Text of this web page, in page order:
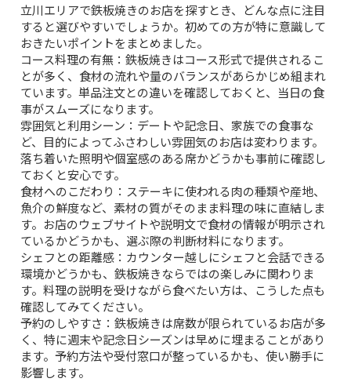
立川エリアで鉄板焼きのお店を探すとき、どんな点に注目
すると選びやすいでしょうか。初めての方が特に意識して
おきたいポイントをまとめました。
コース料理の有無 ：鉄板焼きはコース形式で提供されるこ
とが多く、食材の流れや量のバランスがあらかじめ組まれ
ています。単品注文との違いを確認しておくと、当日の食
事がスムーズになります。
雰囲気と利用シーン ：デートや記念日、家族での食事な
ど、目的によってふさわしい雰囲気のお店は変わります。
落ち着いた照明や個室感のある席かどうかも事前に確認し
ておくと安心です。
食材へのこだわり ：ステーキに使われる肉の種類や産地、
魚介の鮮度など、素材の質がそのまま料理の味に直結しま
す。お店のウェブサイトや説明文で食材の情報が明示され
ているかどうかも、選ぶ際の判断材料になります。
シェフとの距離感 ：カウンター越しにシェフと会話できる
環境かどうかも、鉄板焼きならではの楽しみに関わりま
す。料理の説明を受けながら食べたい方は、こうした点も
確認してみてください。
予約のしやすさ ：鉄板焼きは席数が限られているお店が多
く、特に週末や記念日シーズンは早めに埋まることがあり
ます。予約方法や受付窓口が整っているかも、使い勝手に
影響します。